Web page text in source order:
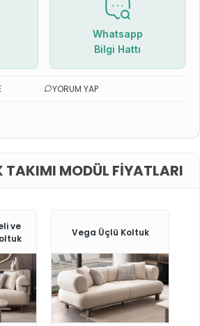
Whatsapp
Bilgi Hattı
YORUM YAP
TAKIMI MODÜL FIYATLARI
ve
Vega Üçlü Koltuk